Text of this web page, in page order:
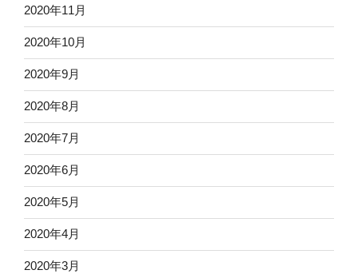
2020年11月
2020年10月
2020年9月
2020年8月
2020年7月
2020年6月
2020年5月
2020年4月
2020年3月